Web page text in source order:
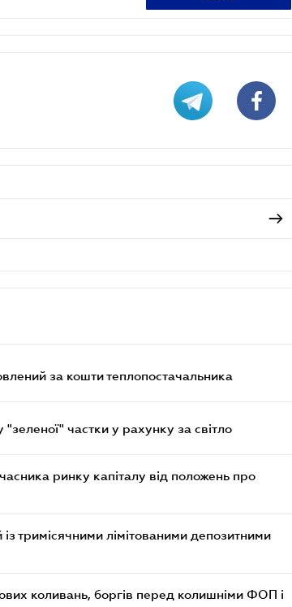
за кошти теплопостачальника
частки у рахунку за світло
ринку капіталу від положень про
тримісячними лімітованими депозитними
коливань, боргів перед колишніми ФОП і